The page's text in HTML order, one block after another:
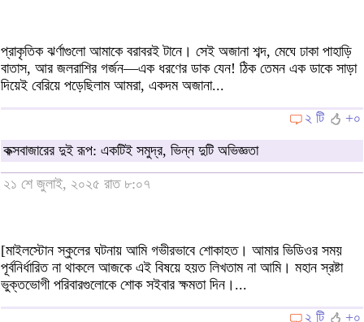
প্রাকৃতিক ঝর্ণাগুলো আমাকে বরাবরই টানে। সেই অজানা শব্দ, মেঘে ঢাকা পাহাড়ি
বাতাস, আর জলরাশির গর্জন—এক ধরণের ডাক যেন! ঠিক তেমন এক ডাকে সাড়া
দিয়েই বেরিয়ে পড়েছিলাম আমরা, একদম অজানা...
২ টি
+০
কক্সবাজারের দুই রূপ: একটিই সমুদ্র, ভিন্ন দুটি অভিজ্ঞতা
২১ শে জুলাই, ২০২৫ রাত ৮:০৭
[মাইলস্টোন স্কুলের ঘটনায় আমি গভীরভাবে শোকাহত। আমার ভিডিওর সময়
পূর্বনির্ধারিত না থাকলে আজকে এই বিষয়ে হয়ত লিখতাম না আমি। মহান স্রষ্টা
ভুক্তভোগী পরিবারগুলোকে শোক সইবার ক্ষমতা দিন।...
২ টি
+০